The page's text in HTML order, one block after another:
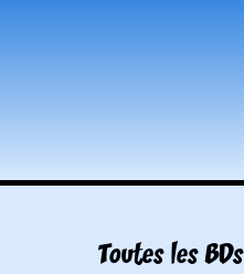
Toutes les BDs